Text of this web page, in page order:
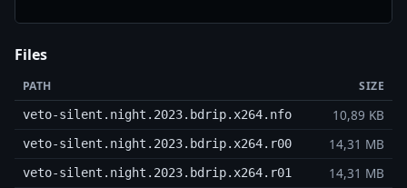
Files
PATH SIZE
veto-silent.night.2023.bdrip.x264.nfo 10,89 KB
veto-silent.night.2023.bdrip.x264.r00 14,31 MB
veto-silent.night.2023.bdrip.x264.r01 14,31 MB